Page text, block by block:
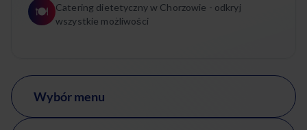
🍽️
Catering dietetyczny w Chorzowie - odkryj
wszystkie możliwości
Wybór menu